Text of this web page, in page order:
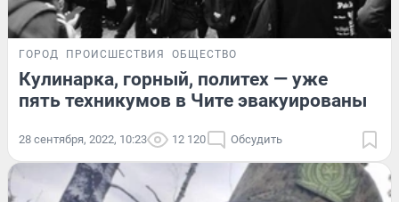
ГОРОД ПРОИСШЕСТВИЯ ОБЩЕСТВО
Кулинарка, горный, политех — уже
пять техникумов в Чите эвакуированы
28 сентября, 2022, 10:23 12 120 Обсудить